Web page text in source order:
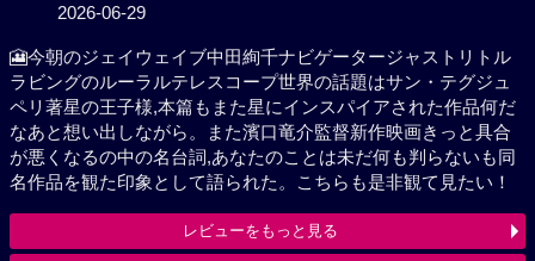
🎦今朝のジェイウェイブ中田絢千ナビゲータージャス
トリトルラビングのルーラルテレスコープ世界の話題
はサン・テグジュペリ著星の王子様,本篇もまた星にイ
ンスパイアされた作品何だなあと想い出しながら。ま
た濱口竜介監督新作映画きっと具合が悪くなるの中の
名台詞,あなたのことは未だ何も判らないも同名作品を
観た印象として語られた。こちらも是非観て見たい！
レビューをもっと見る